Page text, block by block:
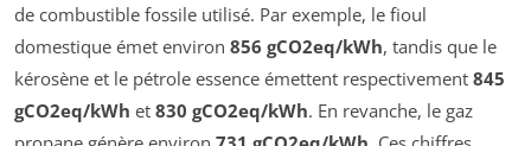
de combustible fossile utilisé. Par exemple, le fioul
domestique émet environ 856 gCO2eq/kWh, tandis que le
kérosène et le pétrole essence émettent respectivement 845
gCO2eq/kWh et 830 gCO2eq/kWh. En revanche, le gaz